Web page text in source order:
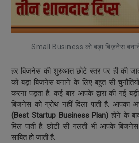
Small Business को बड़ा बिज़नेस बनाने
हर बिजनेस की शुरुआत छोटे स्तर पर ही की
को बड़ा बिजनेस बनाने के लिए बहुत सी
करना पड़ता है. कई बार आपके द्वारा की गई
बिजनेस को ग्रोथ नहीं दिला पाती है. आपका
(Best Startup Business Plan) होने के
मिल पाती है. छोटी सी गलती भी आपके
साबित हो जाती है.